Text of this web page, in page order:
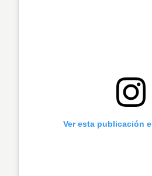
Ver esta publicación